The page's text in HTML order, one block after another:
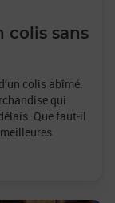
colis sans
colis abîmé.
qui
Que faut-il